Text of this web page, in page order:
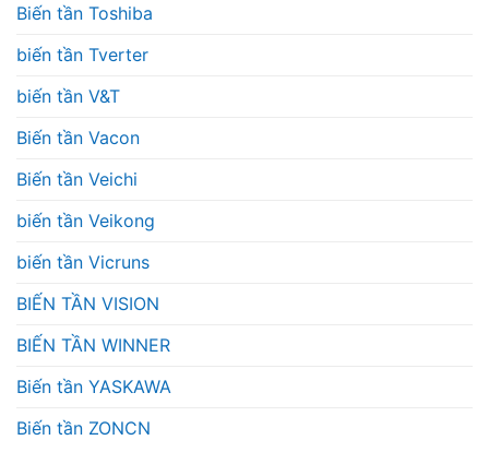
Biến tần Toshiba
biến tần Tverter
biến tần V&T
Biến tần Vacon
Biến tần Veichi
biến tần Veikong
biến tần Vicruns
BIẾN TẦN VISION
BIẾN TẦN WINNER
Biến tần YASKAWA
Biến tần ZONCN